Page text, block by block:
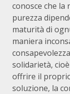
conosce che la
purezza
maturità di
maniera
solidarietà,
offrire il
soluzione, la